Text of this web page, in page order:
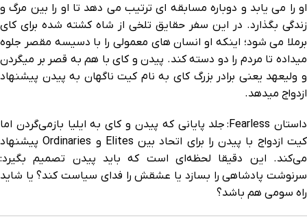
او را می یابد و دوباره مسابقه ای ترتیب می دهد تا او را بین مرگ و
زندگی بگذارد. در این سفر حقایق تلخی از شاه کشته شده برای کای
برملا می شود؛ اینکه او انسان های معمولی را با دسیسه مقصر جلوه
میداده تا مردم را دو دسته کند. پیدن و کای با هم به قصر بر میگردن
و ولیعهد یعنی برادر بزرگ کای به نام کیت ناگهان به پیدن پیشنهاد
ازدواج میدهد.
داستان Fearless: جلد پایانی که پیدن و کای به ایلیا بازمی‌گردن اما
کیت ازدواج با پیدن را برای اتحاد بین Elites و Ordinaries پیشنهاد
می‌کند. این دقیقا لحظه‌ای است که باید پیدن تصمیم بگیرد:
سرنوشت پادشاهی را بسازد یا عشقش را فدای سیاست کند؟ یا شاید
راه سومی هم باشد؟